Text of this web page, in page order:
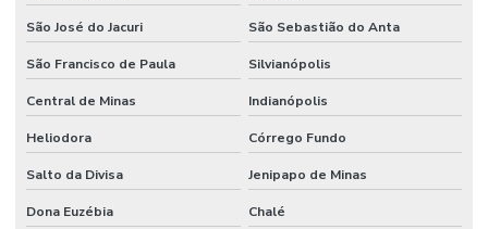
São José do Jacuri São Sebastião do Anta
São Francisco de Paula Silvianópolis
Central de Minas Indianópolis
Heliodora Córrego Fundo
Salto da Divisa Jenipapo de Minas
Dona Euzébia Chalé